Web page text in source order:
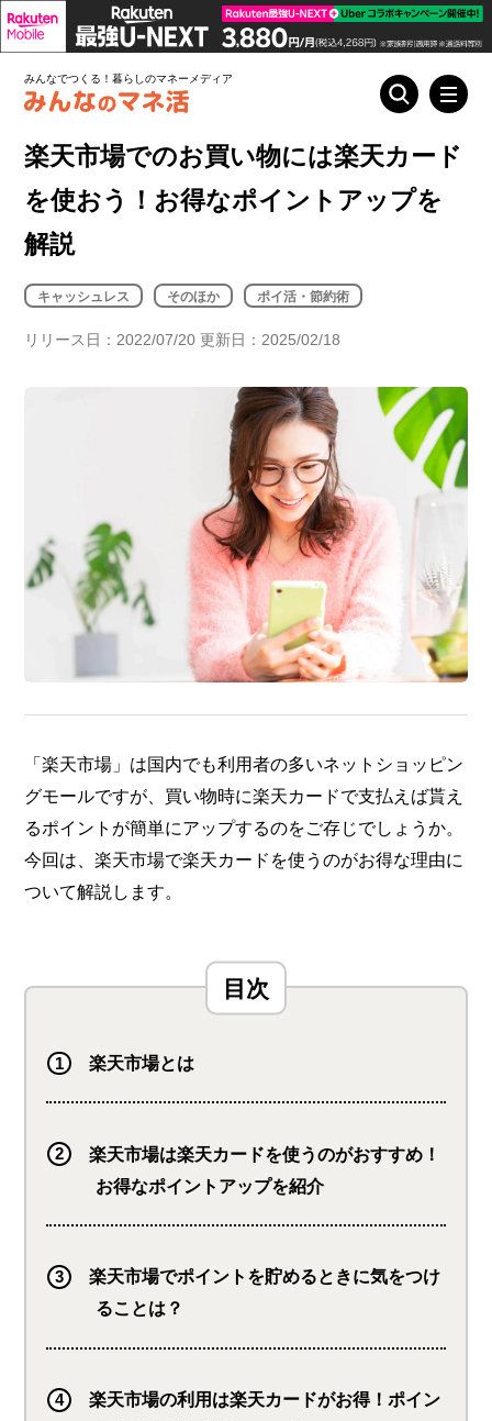
みんなでつくる！暮らしのマネーメディア
楽天市場でのお買い物には楽天カード
を使おう！お得なポイントアップを
解説
キャッシュレス そのほか ポイ活・節約術
リリース日：2022/07/20 更新日：2025/02/18
「楽天市場」は国内でも利用者の多いネットショッピン
グモールですが、買い物時に楽天カードで支払えば貰え
るポイントが簡単にアップするのをご存じでしょうか。
今回は、楽天市場で楽天カードを使うのがお得な理由に
ついて解説します。
楽天市場とは
楽天市場は楽天カードを使うのがおすすめ！
お得なポイントアップを紹介
楽天市場でポイントを貯めるときに気をつけ
ることは？
楽天市場の利用は楽天カードがお得！ポイン